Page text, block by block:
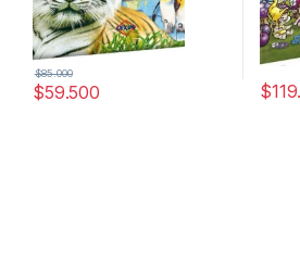
$59.500
$85.000
$